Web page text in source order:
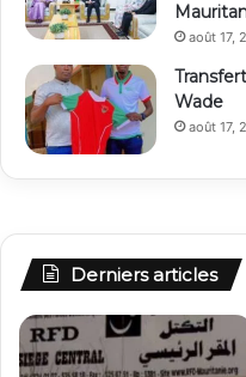
août 17,
Wade
août 17,
Derniers articles